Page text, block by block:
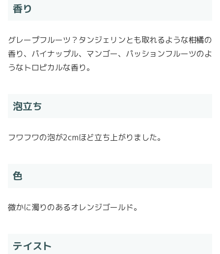
香り
グレープフルーツ？タンジェリンとも取れるような柑橘の
香り、パイナップル、マンゴー、パッションフルーツのよ
うなトロピカルな香り。
泡立ち
フワフワの泡が2cmほど立ち上がりました。
色
微かに濁りのあるオレンジゴールド。
テイスト